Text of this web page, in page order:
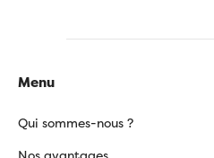
Menu
Qui sommes-nous ?